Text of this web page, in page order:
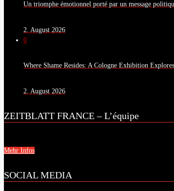
Un triomphe émotionnel porté par un message
2. August 2026
0
Where Shame Resides: A Cologne Exhibition
2. August 2026
ZEITBLATT FRANCE – L’équipe
Mehr Infos
SOCIAL MEDIA